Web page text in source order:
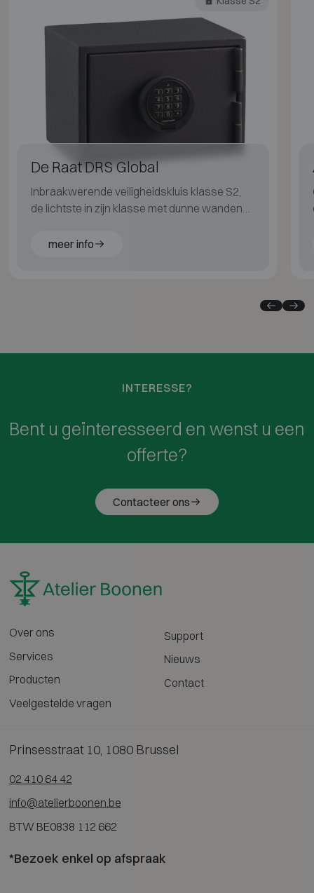
De Raat DRS Global
Inbraakwerende veiligheidskluis klasse S2,
de lichtste in zijn klasse met dunne wanden
meer info
INTERESSE?
Bent u geïnteresseerd en wenst u een
offerte?
Contacteer ons
Over ons
Services
Producten
Veelgestelde vragen
Support
Nieuws
Contact
Prinsesstraat 10, 1080 Brussel
02 410 64 42
info@atelierboonen.be
BTW BE0838 112 662
*Bezoek enkel op afspraak